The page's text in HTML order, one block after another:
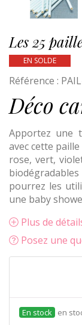
Les 25
EN SOLDE
Référence :
Déco
Apportez une
avec cette
rose, vert,
pourrez les
une baby
Plus de
Posez une
en